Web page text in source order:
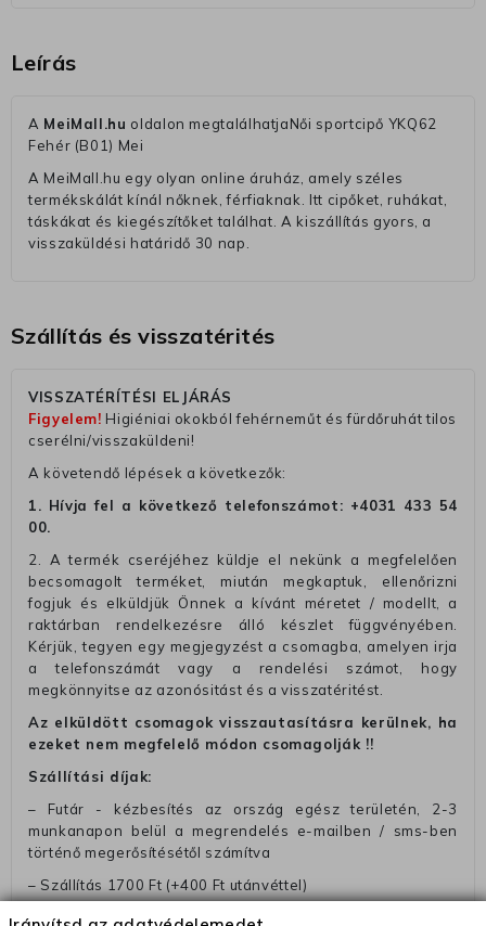
Leírás
A MeiMall.hu oldalon megtalálhatjaNői sportcipő YKQ62
Fehér (B01) Mei
A MeiMall.hu egy olyan online áruház, amely széles
termékskálát kínál nőknek, férfiaknak. Itt cipőket, ruhákat,
táskákat és kiegészítőket találhat. A kiszállítás gyors, a
visszaküldési határidő 30 nap.
Szállítás és visszatérités
VISSZATÉRÍTÉSI ELJÁRÁS
Figyelem! Higiéniai okokból fehérneműt és fürdőruhát tilos
cserélni/visszaküldeni!
A követendő lépések a következők:
1. Hívja fel a következő telefonszámot: +4031 433 54
00.
2. A termék cseréjéhez küldje el nekünk a megfelelően
becsomagolt terméket, miután megkaptuk, ellenőrizni
fogjuk és elküldjük Önnek a kívánt méretet / modellt, a
raktárban rendelkezésre álló készlet függvényében.
Kérjük, tegyen egy megjegyzést a csomagba, amelyen irja
a telefonszámát vagy a rendelési számot, hogy
megkönnyitse az azonósitást és a visszatéritést.
Az elküldött csomagok visszautasításra kerülnek, ha
ezeket nem megfelelő módon csomagolják !!
Szállítási díjak:
– Futár - kézbesítés az ország egész területén, 2-3
munkanapon belül a megrendelés e-mailben / sms-ben
történő megerősítésétől számítva
– Szállítás 1700 Ft (+400 Ft utánvéttel)
– Ingyenes szállítás 31600 Ft feletti megrendeléseknél